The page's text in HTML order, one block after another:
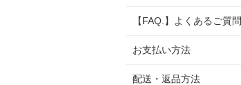
【FAQ.】よくあるご質問
お支払い方法
配送・返品方法